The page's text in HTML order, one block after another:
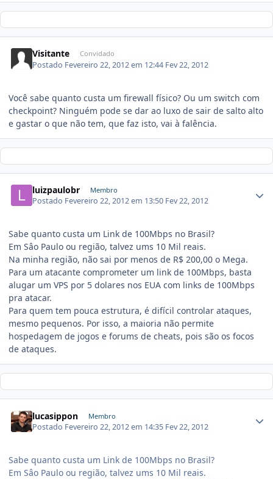
Visitante Convidado
Postado Fevereiro 22, 2012 em 12:44 Fev 22, 2012
Você sabe quanto custa um firewall físico? Ou um switch com
checkpoint? Ninguém pode se dar ao luxo de sair de salto alto
e gastar o que não tem, que faz isto, vai à falência.
luizpaulobr Membro
Postado Fevereiro 22, 2012 em 13:50 Fev 22, 2012
Sabe quanto custa um Link de 100Mbps no Brasil?
Em Sâo Paulo ou região, talvez ums 10 Mil reais.
Na minha região, não sai por menos de R$ 200,00 o Mega.
Para um atacante comprometer um link de 100Mbps, basta
alugar um VPS por 5 dolares nos EUA com links de 100Mbps
pra atacar.
Para quem tem pouca estrutura, é difícil controlar ataques,
mesmo pequenos. Por isso, a maioria não permite
hospedagem de jogos e forums de cheats, pois são os focos
de ataques.
lucasippon Membro
Postado Fevereiro 22, 2012 em 14:35 Fev 22, 2012
Sabe quanto custa um Link de 100Mbps no Brasil?
Em Sâo Paulo ou região, talvez ums 10 Mil reais.